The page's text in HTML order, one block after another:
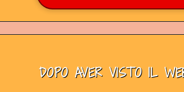
DOPO AVER VISTO IL